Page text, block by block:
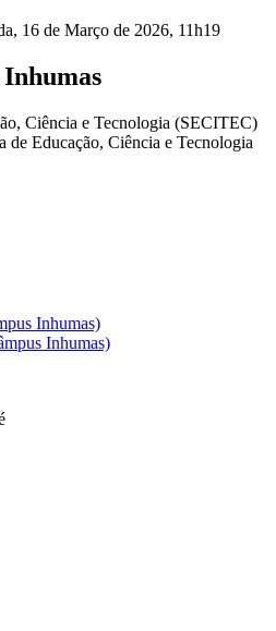
16 de Março de 2026, 11h19
Ciência e Tecnologia (SECITEC)
Ciência e Tecnologia
Inhumas)
Inhumas)